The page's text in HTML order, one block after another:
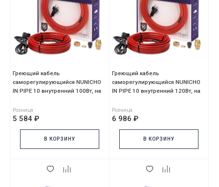
Греющий кабель
саморегулирующийся NUNICHO
IN PIPE 10 внутренний 100Вт, на
Розница
5 584 ₽
В КОРЗИНУ
Греющий кабель
саморегулирующийся NUNICHO
IN PIPE 10 внутренний 120Вт, на
Розница
6 986 ₽
В КОРЗИНУ